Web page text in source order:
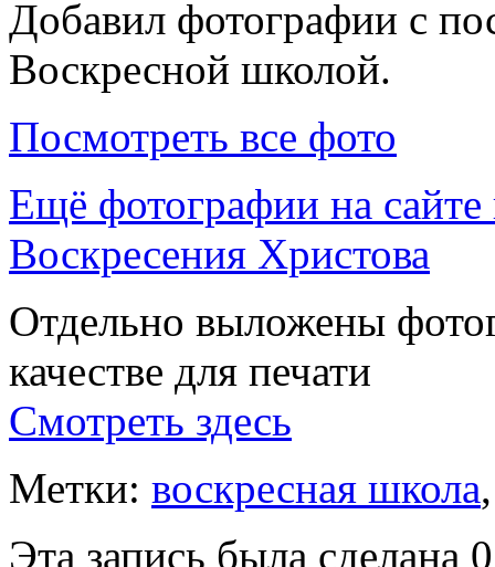
Добавил фотографии с
Воскресной школой.
Посмотреть все фото
Ещё фотографии на
Воскресения Христова
Отдельно выложены
качестве для печати
Смотреть здесь
Метки: воскресная школа
Эта запись была сделана